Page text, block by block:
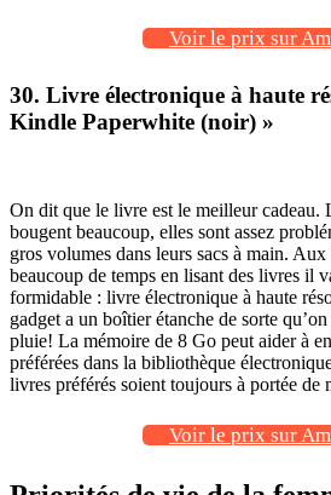
Voir le prix sur
30. Livre électronique à haute
Kindle Paperwhite (noir) »
On dit que le livre est le meilleur cadeau.
bougent beaucoup, elles sont assez
gros volumes dans leurs sacs à main.
beaucoup de temps en lisant des livres il
formidable : livre électronique à haute
gadget a un boîtier étanche de sorte
pluie! La mémoire de 8 Go peut aider à
préférées dans la bibliothèque
livres préférés soient toujours à portée de
Voir le prix sur